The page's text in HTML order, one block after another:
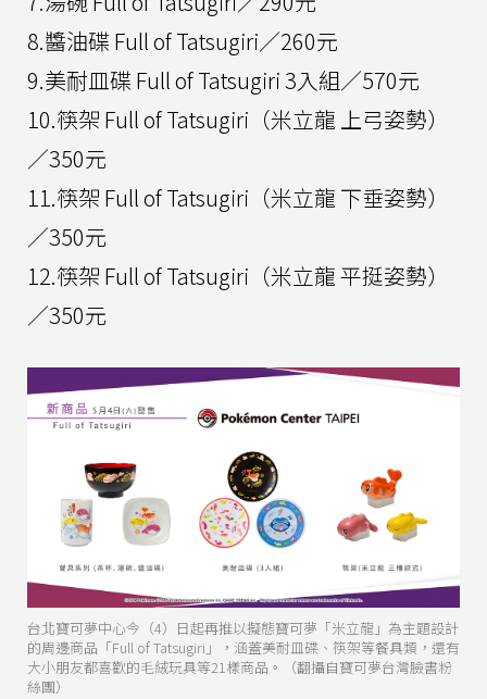
8.醬油碟 Full of Tatsugiri／260元
9.美耐皿碟 Full of Tatsugiri 3入組／570元
10.筷架 Full of Tatsugiri（米立龍 上弓姿勢）
／350元
11.筷架 Full of Tatsugiri（米立龍 下垂姿勢）
／350元
12.筷架 Full of Tatsugiri（米立龍 平挺姿勢）
／350元
台北寶可夢中心今（4）日起再推以擬態寶可夢「米立龍」為主題設計
的周邊商品「Full of Tatsugiri」，涵蓋美耐皿碟、筷架等餐具類，還有
大小朋友都喜歡的毛絨玩具等21樣商品。（翻攝自寶可夢台灣臉書粉
絲團）